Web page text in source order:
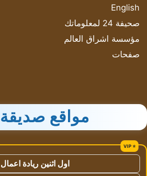
English
صحيفة 24 لمعلوماتك
مؤسسة اشراق العالم
صفحات
مواقع صديقة
اول اثنين ريادة اعمال